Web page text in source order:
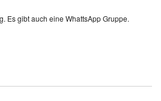
Es gibt auch eine WhattsApp Gruppe.